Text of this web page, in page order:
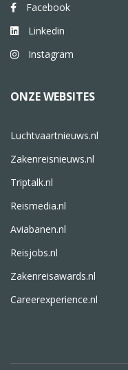
Facebook
Linkedin
Instagram
ONZE WEBSITES
Luchtvaartnieuws.nl
Zakenreisnieuws.nl
Triptalk.nl
Reismedia.nl
Aviabanen.nl
Reisjobs.nl
Zakenreisawards.nl
Careerexperience.nl